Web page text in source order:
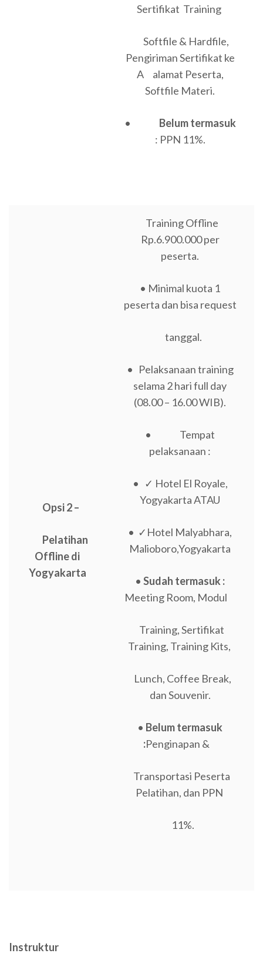
Sertifikat Training
Softfile & Hardfile,
Pengiriman Sertifikat ke
A alamat Peserta,
Softfile Materi.
• Belum termasuk
: PPN 11%.
Opsi 2 –
Pelatihan
Offline di
Yogyakarta
Training Offline
Rp.6.900.000 per
peserta.
• Minimal kuota 1
peserta dan bisa request
tanggal.
• Pelaksanaan training
selama 2 hari full day
(08.00 – 16.00 WIB).
• Tempat
pelaksanaan :
• ✓ Hotel El Royale,
Yogyakarta ATAU
• ✓Hotel Malyabhara,
Malioboro,Yogyakarta
• Sudah termasuk :
Meeting Room, Modul
Training, Sertifikat
Training, Training Kits,
Lunch, Coffee Break,
dan Souvenir.
• Belum termasuk
:Penginapan &
Transportasi Peserta
Pelatihan, dan PPN
11%.
Instruktur